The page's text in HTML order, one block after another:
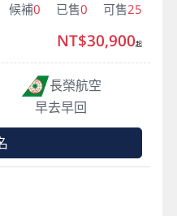
候補0 已售0 可售25
長榮航空
早去早回
NT$30,900起